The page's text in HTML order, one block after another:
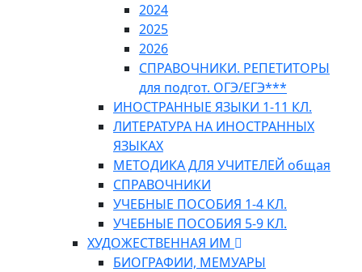
2024
2025
2026
СПРАВОЧНИКИ. РЕПЕТИТОРЫ
для подгот. ОГЭ/ЕГЭ***
ИНОСТРАННЫЕ ЯЗЫКИ 1-11 КЛ.
ЛИТЕРАТУРА НА ИНОСТРАННЫХ
ЯЗЫКАХ
МЕТОДИКА ДЛЯ УЧИТЕЛЕЙ общая
СПРАВОЧНИКИ
УЧЕБНЫЕ ПОСОБИЯ 1-4 КЛ.
УЧЕБНЫЕ ПОСОБИЯ 5-9 КЛ.
ХУДОЖЕСТВЕННАЯ ИМ
БИОГРАФИИ, МЕМУАРЫ